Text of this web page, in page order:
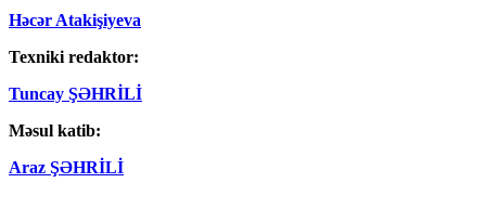
Həcər Atakişiyeva
Texniki redaktor:
Tuncay ŞƏHRİLİ
Məsul katib:
Araz ŞƏHRİLİ